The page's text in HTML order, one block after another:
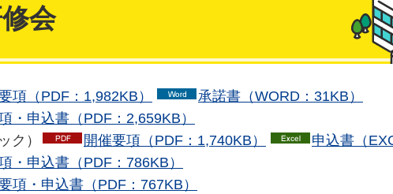
会
項（PDF：1,982KB）
承諾書（WORD：31KB）
・申込書（PDF：2,659KB）
ク）
開催要項（PDF：1,740KB）
申込書（
・申込書（PDF：786KB）
項・申込書（PDF：767KB）